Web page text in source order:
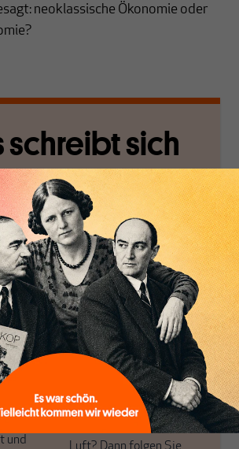
neoklassische Ökonomie oder
schreibt sich
ist damit
für
Wir
auf
und
Wir verlassen die
journalistische Filterblase,
in der sich viele
eingerichtet haben. Wir
öffnen Fenster und
bringen frische Luft in die
engen und verstaubten
Debattenräume.
Brauchen Sie auch frische